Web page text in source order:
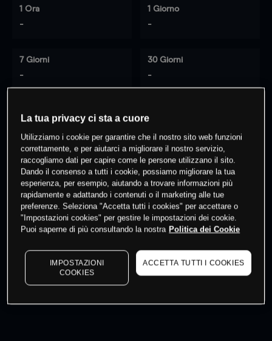
1 Ora
-
1 Giorno
-
7 Giorni
-
30 Giorni
-
% dei clienti hanno posizioni
questo prodotto
Fai trading
I prezzi sono solo indicativi. Accediper vedere gli ultimi
dati di mercato
to see latest market data
La tua privacy ci sta a cuore
Utilizziamo i cookie per garantire che il nostro sito web funzioni
correttamente, e per aiutarci a migliorare il nostro servizio,
raccogliamo dati per capire come le persone utilizzano il sito.
Dando il consenso a tutti i cookie, possiamo migliorare la tua
esperienza, per esempio, aiutando a trovare informazioni più
rapidamente e adattando i contenuti o il marketing alle tue
preferenze. Seleziona "Accetta tutti i cookies" per accettare o
"Impostazioni cookies" per gestire le impostazioni dei cookie.
Puoi saperne di più consultando la nostra Politica dei Cookie
IMPOSTAZIONI
COOKIES
ACCETTA TUTTI I COOKIES